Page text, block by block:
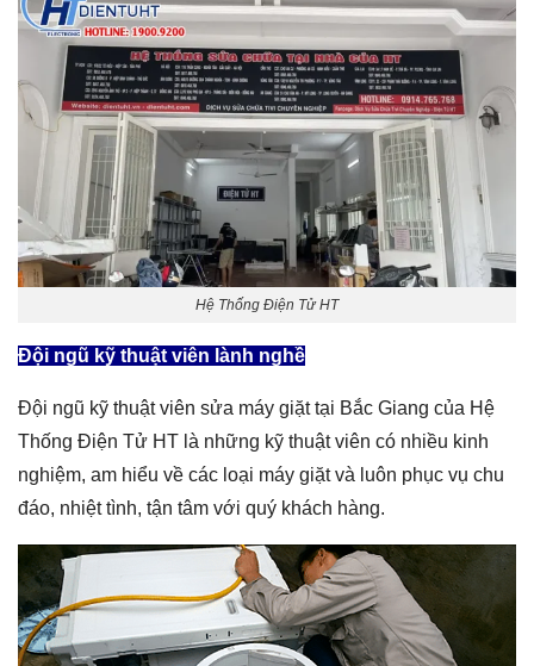
Hệ Thống Điện Tử HT
Đội ngũ kỹ thuật viên lành nghề
Đội ngũ kỹ thuật viên sửa máy giặt tại Bắc Giang của Hệ
Thống Điện Tử HT là những kỹ thuật viên có nhiều kinh
nghiệm, am hiểu về các loại máy giặt và luôn phục vụ chu
đáo, nhiệt tình, tận tâm với quý khách hàng.